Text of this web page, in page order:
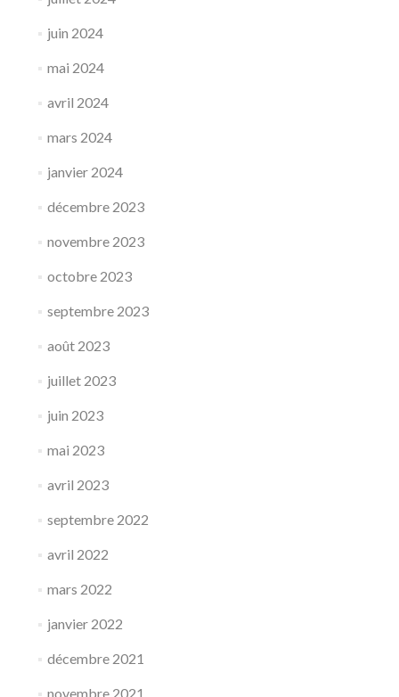
juin 2024
mai 2024
avril 2024
mars 2024
janvier 2024
décembre 2023
novembre 2023
octobre 2023
septembre 2023
août 2023
juillet 2023
juin 2023
mai 2023
avril 2023
septembre 2022
avril 2022
mars 2022
janvier 2022
décembre 2021
novembre 2021